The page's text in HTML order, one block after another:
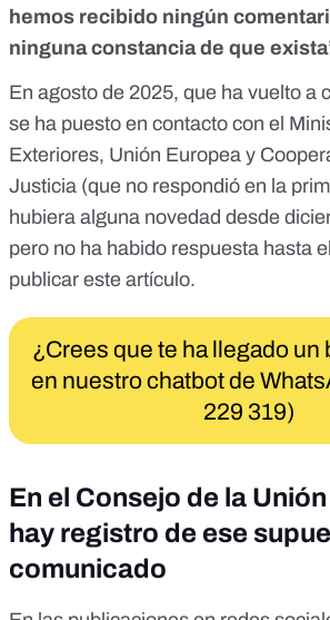
hemos recibido ningún
ninguna constancia de que exista
En agosto de 2025, que ha vuelto a
se ha puesto en contacto con el
Exteriores, Unión Europea y
Justicia (que no respondió en la
hubiera alguna novedad desde
pero no ha habido respuesta hasta
publicar este artículo.
¿Crees que te ha llegado un
en nuestro chatbot de
229 319)
En el Consejo de la
hay registro de ese
comunicado